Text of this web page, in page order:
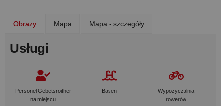
Obrazy Mapa Mapa - szczegóły
Usługi
Personel Gebetsroither
na miejscu
Basen
Wypożyczalnia
rowerów